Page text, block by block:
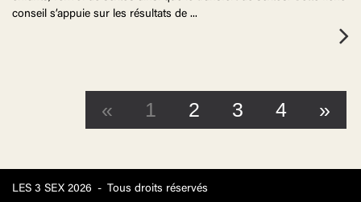
conseil s’appuie sur les résultats de ...
« 1 2 3 4 »
LES 3 SEX 2026 - Tous droits réservés